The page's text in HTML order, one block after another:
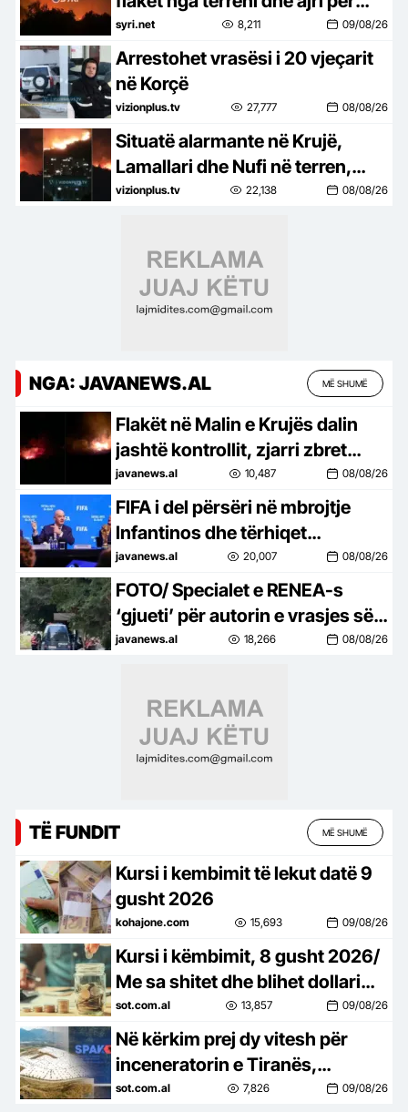
shuarjen e zjarrit
syri.net 8,211 09/08/26
Arrestohet vrasësi i 20 vjeçarit
në Korçë
vizionplus.tv 27,777 08/08/26
Situatë alarmante në Krujë,
Lamallari dhe Nufi në terren,
apel banorëve pë evakuim
vizionplus.tv 22,138 08/08/26
NGA: JAVANEWS.AL MË SHUMË
Flakët në Malin e Krujës dalin
jashtë kontrollit, zjarri zbret
drejt zonave të banuara
javanews.al 10,487 08/08/26
FIFA i del përsëri në mbrojtje
Infantinos dhe tërhiqet
përfundimisht nga shitja e
aksioneve të Botërorit!
javanews.al 20,007 08/08/26
FOTO/ Specialet e RENEA-s
‘gjueti’ për autorin e vrasjes së
ushtarakut, kontrolle edhe në
javanews.al 18,266 08/08/26
TË FUNDIT MË SHUMË
Kursi i kembimit të lekut datë 9
gusht 2026
kohajone.com 15,693 09/08/26
Kursi i këmbimit, 8 gusht 2026/
Me sa shitet dhe blihet dollari
dhe euro, cfarë ndodh me
monedhat e tjera
sot.com.al 13,857 09/08/26
Në kërkim prej dy vitesh për
inceneratorin e Tiranës,
arrestohet në Palasë Renardo
sot.com.al 7,826 09/08/26